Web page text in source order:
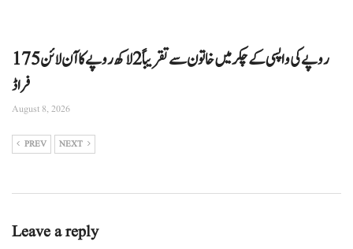
175 روپے کی واپسی کے چکر میں خاتون سے تقریباً 2 لاکھ روپے کا آن لائن
فراڈ
August 8, 2026
PREV NEXT
Leave a reply